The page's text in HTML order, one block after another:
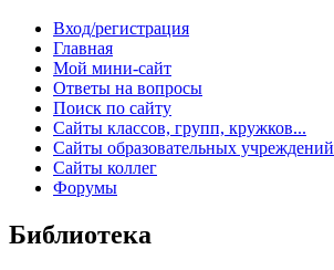
Вход/регистрация
Главная
Мой мини-сайт
Ответы на вопросы
Поиск по сайту
Сайты классов, групп, кружков...
Сайты образовательных учреждений
Сайты коллег
Форумы
Библиотека